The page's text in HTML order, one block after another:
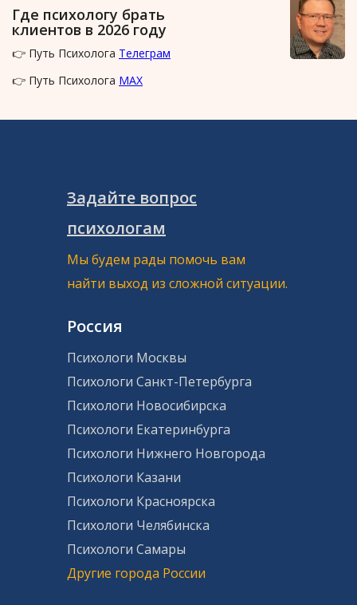
Где психологу брать
клиентов в 2026 году
👉 Путь Психолога Телеграм
👉 Путь Психолога MAX
Задайте вопрос
психологам
Мы будем рады помочь вам
найти выход из сложной ситуации.
Россия
Психологи Москвы
Психологи Санкт-Петербурга
Психологи Новосибирска
Психологи Екатеринбурга
Психологи Нижнего Новгорода
Психологи Казани
Психологи Красноярска
Психологи Челябинска
Психологи Самары
Другие города России